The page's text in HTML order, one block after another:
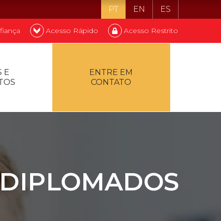
PT EN ES
Acesso Rápido Acesso Restrito
E
ENTRE EM
CONTATO